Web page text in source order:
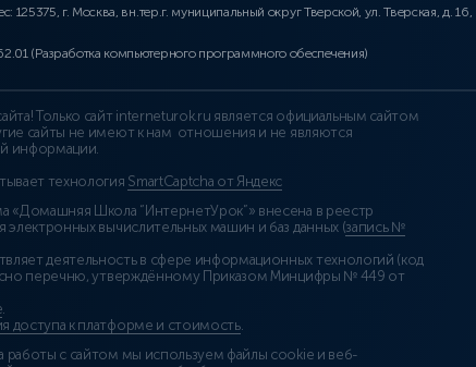
125375, г. Москва, вн.тер.г. муниципальный округ Тверской, ул. Тверская, д. 16,
(Разработка компьютерного программного обеспечения)
Только сайт interneturok.ru является официальным сайтом
сайты не имеют к нам отношения и не являются
информации.
технология SmartCaptcha от Яндекс
«Домашняя Школа “ИнтернетУрок”» внесена в реестр
электронных вычислительных машин и баз данных (запись №
деятельность в сфере информационных технологий (код
перечню, утверждённому Приказом Минцифры № 449 от
.
доступа к платформе и стоимость.
работы с сайтом мы используем файлы cookie и веб-